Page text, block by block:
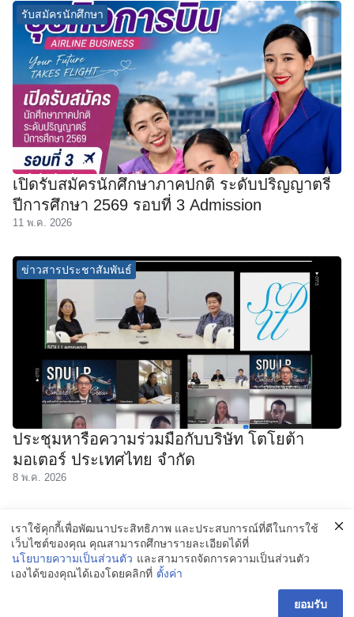
รับสมัครนักศึกษา
เปิดรับสมัครนักศึกษาภาคปกติ ระดับปริญญาตรี
ปีการศึกษา 2569 รอบที่ 3 Admission
11 พ.ค. 2026
ข่าวสารประชาสัมพันธ์
ประชุมหารือความร่วมมือกับบริษัท โตโยต้า
มอเตอร์ ประเทศไทย จำกัด
8 พ.ค. 2026
1 2
©2026 LAMPANG.DUSIT.AC.TH. ALL RIGHTS RESERVED.
เราใช้คุกกี้เพื่อพัฒนาประสิทธิภาพ และประสบการณ์ที่ดีในการใช้
เว็บไซต์ของคุณ คุณสามารถศึกษารายละเอียดได้ที่
นโยบายความเป็นส่วนตัว และสามารถจัดการความเป็นส่วนตัว
เองได้ของคุณได้เองโดยคลิกที่ ตั้งค่า
ยอมรับ